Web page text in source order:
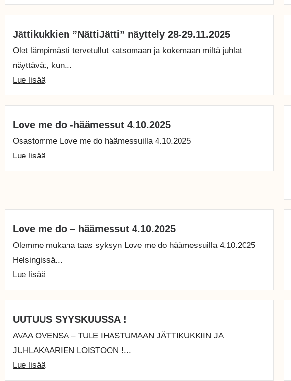
Jättikukkien ”NättiJätti” näyttely 28-29.11.2025
Olet lämpimästi tervetullut katsomaan ja kokemaan miltä juhlat
näyttävät, kun...
Lue lisää
Love me do -häämessut 4.10.2025
Osastomme Love me do häämessuilla 4.10.2025
Lue lisää
Love me do – häämessut 4.10.2025
Olemme mukana taas syksyn Love me do häämessuilla 4.10.2025
Helsingissä...
Lue lisää
UUTUUS SYYSKUUSSA !
AVAA OVENSA – TULE IHASTUMAAN JÄTTIKUKKIIN JA
JUHLAKAARIEN LOISTOON !...
Lue lisää